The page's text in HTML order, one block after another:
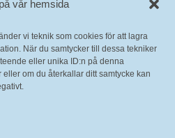
vår hemsida
vi teknik som cookies för att lagra
När du samtycker till dessa tekniker
eller unika ID:n på denna
om du återkallar ditt samtycke kan